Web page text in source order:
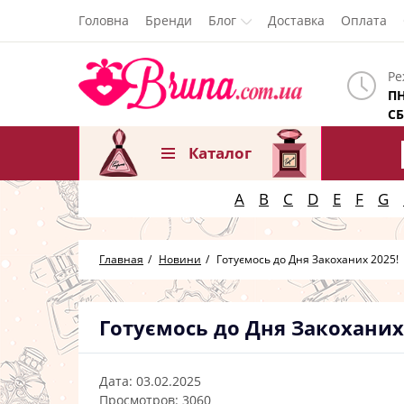
Головна Бренди Блог Доставка Оплата
Каталог
A B C D E F G
Главная Новини Готуємось до Дня Закоханих 2025!
Готуємось до Дня
Дата: 03.02.2025
Просмотров: 3060